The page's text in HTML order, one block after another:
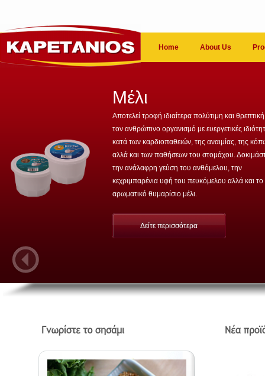
Home About Us
Μέλι
Αποτελεί τροφή ιδιαίτερα πολύτιμη και θρεπτική
τον ανθρώπινο οργανισμό με ευεργετικές
κατά των καρδιοπαθειών, της αναιμίας, της
αλλά και των παθήσεων του στομάχου.
την ανάλαφρη γεύση του ανθόμελου, την
κεχριμπαρένια υφή του πευκόμελου αλλά και το
αρωματικό θυμαρίσιο μέλι.
Δείτε περισσότερα